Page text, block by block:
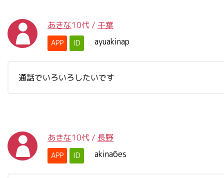
あきな10代 / 千葉
APP ID ayuakinap
通話でいろいろしたいです
あきな10代 / 長野
APP ID akina6es